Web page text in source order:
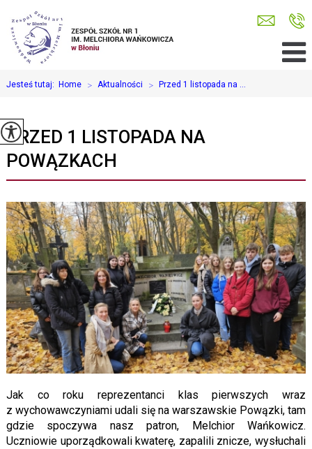
Jesteś tutaj: Home > Aktualności > Przed 1 listopada na ...
PRZED 1 LISTOPADA NA
POWĄZKACH
Jak co roku reprezentanci klas pierwszych wraz
z wychowawczyniami udali się na warszawskie Powązki, tam
gdzie spoczywa nasz patron, Melchior Wańkowicz.
Uczniowie uporządkowali kwaterę, zapalili znicze, wysłuchali